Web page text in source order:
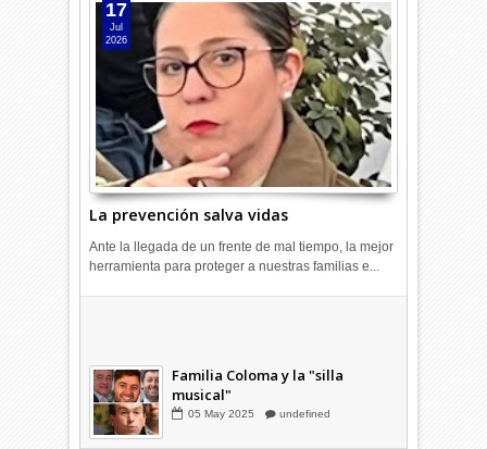
La prevención salva vidas
17
Jul
2026
Ante la llegada de un frente de mal tiempo, la mejor
herramienta para proteger a nuestras familias e...
Familia Coloma y la "silla
musical"